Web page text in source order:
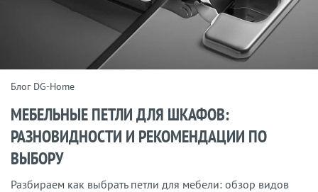
Блог DG-Home
МЕБЕЛЬНЫЕ ПЕТЛИ ДЛЯ ШКАФОВ:
РАЗНОВИДНОСТИ И РЕКОМЕНДАЦИИ ПО
ВЫБОРУ
Разбираем как выбрать петли для мебели: обзор видов